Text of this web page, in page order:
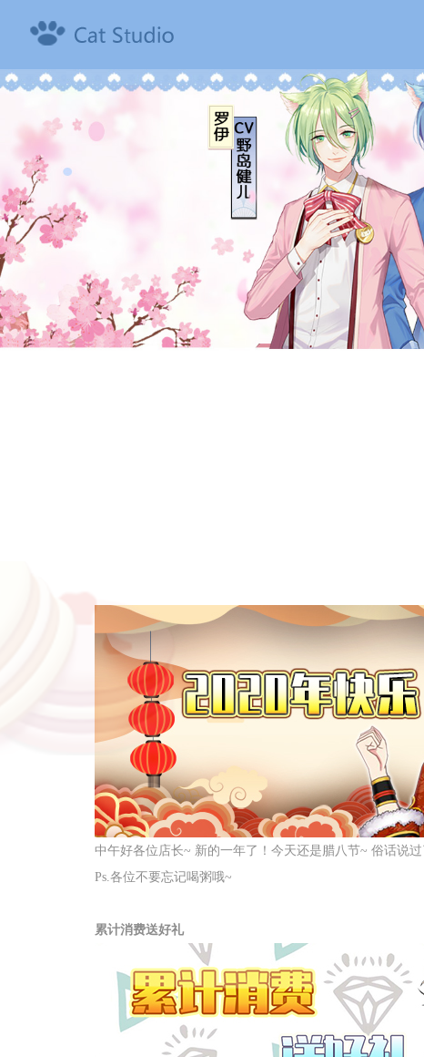
中午好各位店长~ 新的一年了！今天还是腊八节~ 俗话说
Ps.各位不要忘记喝粥哦~
累计消费送好礼